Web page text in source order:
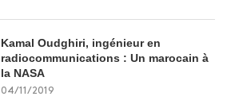
Kamal Oudghiri, ingénieur en
radiocommunications : Un marocain à
la NASA
04/11/2019